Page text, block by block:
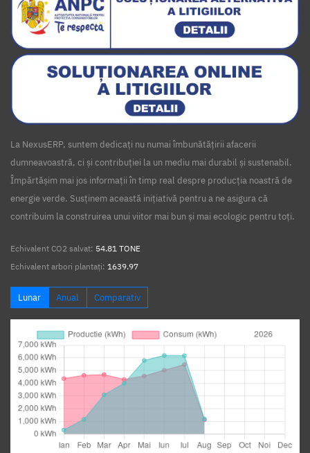
La NexusERP, suntem dedicați nu numai îmbunătățirii afacerii
dumneavoastră, ci și contribuției la un mediu mai durabil și sustenabil.
Împărtășim mai jos informații în timp real despre producția noastră de
energie verde. Susținem această inițiativă pentru a ne asigura că
contribuim la construirea unui viitor mai bun și mai ecologic pentru toți.
Echivalent CO2 salvat: 54.81 TONE
Echivalent arbori plantați: 1639.97
Lunar Anual Comparativ